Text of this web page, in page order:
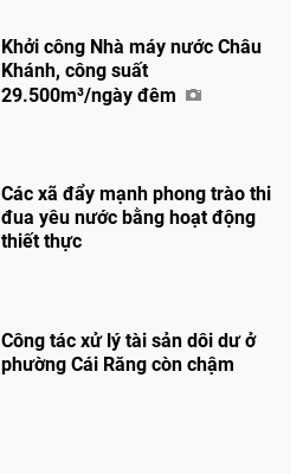
Khởi công Nhà máy nước Châu
Khánh, công suất
29.500m³/ngày đêm
Các xã đẩy mạnh phong trào thi
đua yêu nước bằng hoạt động
thiết thực
Công tác xử lý tài sản dôi dư ở
phường Cái Răng còn chậm